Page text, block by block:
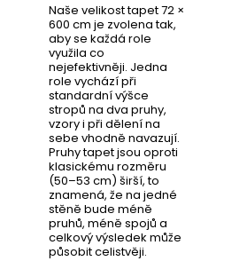
Naše velikost tapet 72 ×
600 cm je zvolena tak,
aby se každá role
využila co
nejefektivněji. Jedna
role vychází při
standardní výšce
stropů na dva pruhy,
vzory i při dělení na
sebe vhodně navazují.
Pruhy tapet jsou oproti
klasickému rozměru
(50–53 cm) širší, to
znamená, že na jedné
stěně bude méně
pruhů, méně spojů a
celkový výsledek může
působit celistvěji.